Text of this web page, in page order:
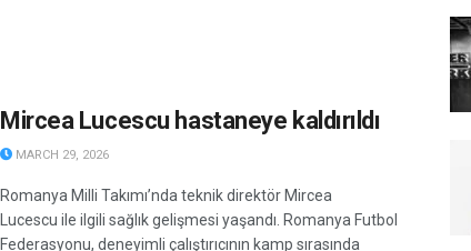
Mircea Lucescu hastaneye kaldırıldı
MARCH 29, 2026
Romanya Milli Takımı’nda teknik direktör Mircea
Lucescu ile ilgili sağlık gelişmesi yaşandı. Romanya Futbol
Federasyonu, deneyimli çalıştırıcının kamp sırasında